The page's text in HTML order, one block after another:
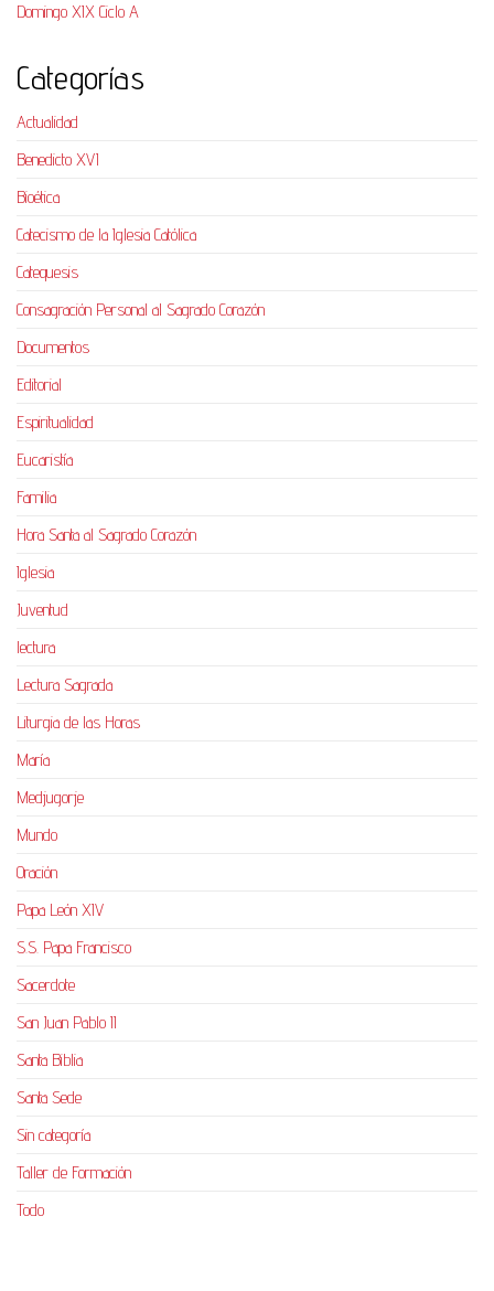
Domingo XIX Ciclo A
Categorías
Actualidad
Benedicto XVI
Bioética
Catecismo de la Iglesia Católica
Catequesis
Consagración Personal al Sagrado Corazón
Documentos
Editorial
Espiritualidad
Eucaristía
Familia
Hora Santa al Sagrado Corazón
Iglesia
Juventud
lectura
Lectura Sagrada
Liturgia de las Horas
María
Medjugorje
Mundo
Oración
Papa León XIV
S.S. Papa Francisco
Sacerdote
San Juan Pablo II
Santa Biblia
Santa Sede
Sin categoría
Taller de Formación
Todo